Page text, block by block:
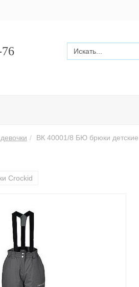
ВК 40001/8 БЮ брюки
Crockid